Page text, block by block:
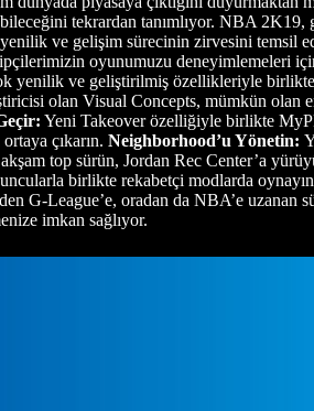
tekrardan tanımlıyor. NBA
ve gelişim sürecinin zirvesini temsil
oyunumuzu deneyimlemeleri
ve geliştirilmiş özellikleriyle
olan Visual Concepts, mümkün olan
Yeni Takeover özelliğiyle birlikte
çıkarın. Neighborhood’u Yönetin:
top sürün, Jordan Rec Center’a
birlikte rekabetçi modlarda
G-League’e, oradan da NBA’e
imkan sağlıyor.